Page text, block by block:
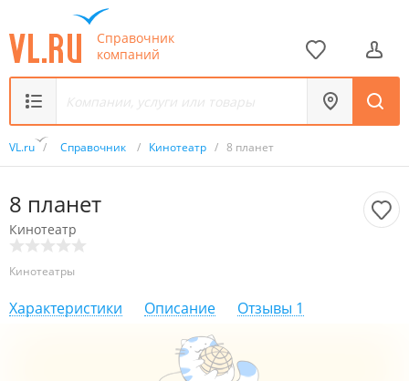
Справочник
компаний
VL.ru / Справочник / Кинотеатр / 8 планет
8 планет
Кинотеатр
Кинотеатры
Характеристики Описание Отзывы 1